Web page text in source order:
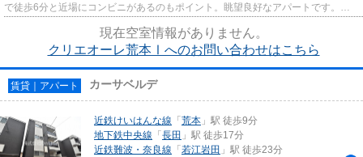
で徒歩6分と近場にコンビニがあるのもポイント。眺望良好なアパートです。朝
に慌てることなく行動するため...
現在空室情報がありません。
クリエオーレ荒本Ⅰへのお問い合わせはこちら
賃貸｜アパート カーサベルデ
近鉄けいはんな線 「荒本 」駅 徒歩9分
地下鉄中央線 「長田 」駅 徒歩17分
近鉄難波・奈良線 「若江岩田 」駅 徒歩23分